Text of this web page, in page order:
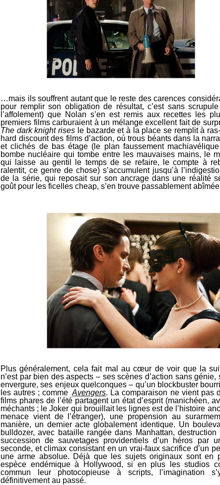
…mais ils souffrent autant que le reste des carences
pour remplir son obligation de résultat, c’est sans
l’affolement) que Nolan s’en est remis aux recettes les
premiers films carburaient à un mélange excellent fait de
The dark knight rises le bazarde et à la place se remplit à
hard discount des films d’action, où trous béants dans la
et clichés de bas étage (le plan faussement
bombe nucléaire qui tombe entre les mauvaises mains, le
qui laisse au gentil le temps de se refaire, le compte à
ralentit, ce genre de chose) s’accumulent jusqu’à
de la série, qui reposait sur son ancrage dans une réalité
goût pour les ficelles cheap, s’en trouve passablement
Plus généralement, cela fait mal au cœur de voir que la
n’est par bien des aspects – ses scènes d’action sans
envergure, ses enjeux quelconques – qu’un blockbuster
les autres ; comme Avengers. La comparaison ne vient pas
films phares de l’été partagent un état d’esprit (manichéen,
méchants ; le Joker qui brouillait les lignes est de l’histoire
menace vient de l’étranger), une propension au
manière, un dernier acte globalement identique. Un
bulldozer, avec bataille rangée dans Manhattan,
succession de sauvetages providentiels d’un héros par
seconde, etclimax consistant en un vrai-faux sacrifice d’un
une arme absolue. Déjà que les sujets originaux sont en
espèce endémique à Hollywood, si en plus les studios
commun leur photocopieuse à scripts, l’imagination
définitivement au passé.